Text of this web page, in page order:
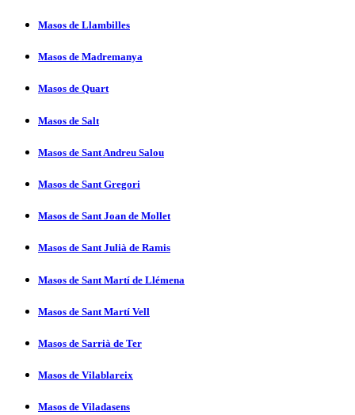
Masos de Llambilles
Masos de Madremanya
Masos de Quart
Masos de Salt
Masos de Sant Andreu Salou
Masos de Sant Gregori
Masos de Sant Joan de Mollet
Masos de Sant Julià de Ramis
Masos de Sant Martí­ de Llémena
Masos de Sant Martí­ Vell
Masos de Sarrià de Ter
Masos de Vilablareix
Masos de Viladasens